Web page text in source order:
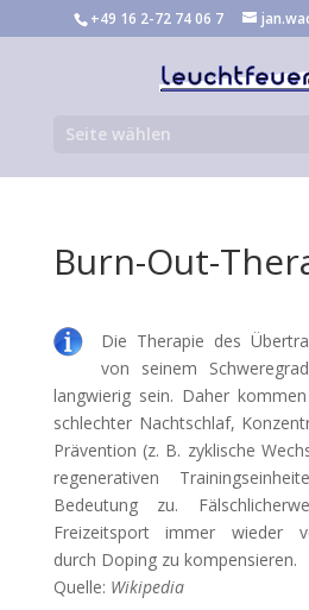
+49 16 2-72 74 06 7
Seite wählen
Burn-Out-
Die Therapie des
von seinem
langwierig sein. Daher
schlechter Nachtschlaf,
Prävention (z. B. zyklische
regenerativen
Bedeutung zu.
Freizeitsport immer wieder
durch Doping zu kompensieren.
Quelle: Wikipedia